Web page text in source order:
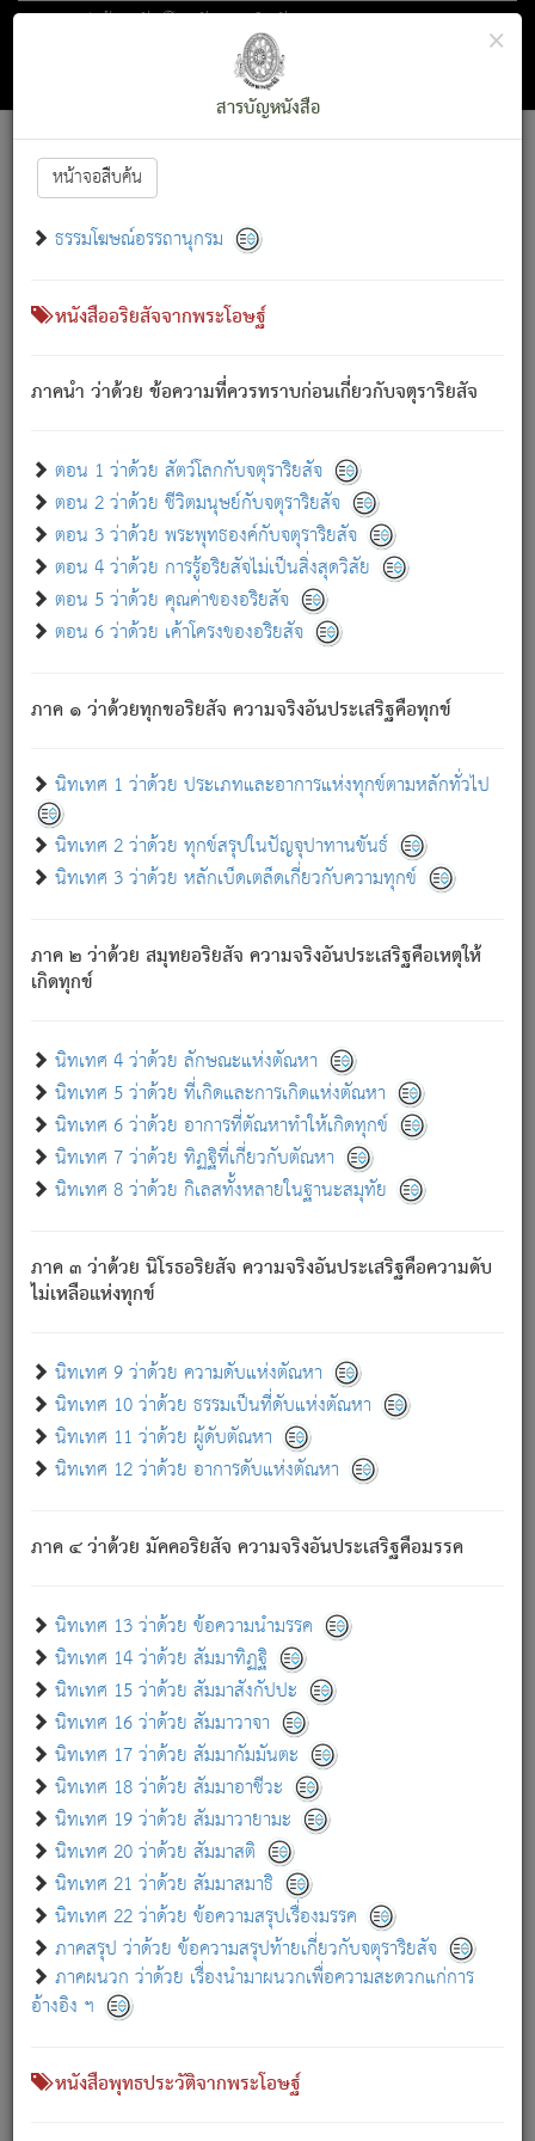
ตอน 1 ว่าด้วย สัตว์โลกกับจตุราริยสัจ
สารบัญ×
สารบัญหนังสือ
หน้าจอสืบค้น
ธรรมโฆษณ์อรรถานุกรม
หนังสืออริยสัจจากพระโอษฐ์
ภาคนำ ว่าด้วย ข้อความที่ควรทราบก่อนเกี่ยวกับจตุราริยสัจ
ตอน 1 ว่าด้วย สัตว์โลกกับจตุราริยสัจ
ตอน 2 ว่าด้วย ชีวิตมนุษย์กับจตุราริยสัจ
ตอน 3 ว่าด้วย พระพุทธองค์กับจตุราริยสัจ
ตอน 4 ว่าด้วย การรู้อริยสัจไม่เป็นสิ่งสุดวิสัย
ตอน 5 ว่าด้วย คุณค่าของอริยสัจ
ตอน 6 ว่าด้วย เค้าโครงของอริยสัจ
ภาค ๑ ว่าด้วยทุกขอริยสัจ ความจริงอันประเสริฐคือทุกข์
นิทเทศ 1 ว่าด้วย ประเภทและอาการแห่งทุกข์ตามหลักทั่วไป
นิทเทศ 2 ว่าด้วย ทุกข์สรุปในปัญจุปาทานขันธ์
นิทเทศ 3 ว่าด้วย หลักเบ็ดเตล็ดเกี่ยวกับความทุกข์
ภาค ๒ ว่าด้วย สมุทยอริยสัจ ความจริงอันประเสริฐคือเหตุให้
เกิดทุกข์
นิทเทศ 4 ว่าด้วย ลักษณะแห่งตัณหา
นิทเทศ 5 ว่าด้วย ที่เกิดและการเกิดแห่งตัณหา
นิทเทศ 6 ว่าด้วย อาการที่ตัณหาทำให้เกิดทุกข์
นิทเทศ 7 ว่าด้วย ทิฏฐิที่เกี่ยวกับตัณหา
นิทเทศ 8 ว่าด้วย กิเลสทั้งหลายในฐานะสมุทัย
ภาค ๓ ว่าด้วย นิโรธอริยสัจ ความจริงอันประเสริฐคือความดับ
ไม่เหลือแห่งทุกข์
นิทเทศ 9 ว่าด้วย ความดับแห่งตัณหา
นิทเทศ 10 ว่าด้วย ธรรมเป็นที่ดับแห่งตัณหา
นิทเทศ 11 ว่าด้วย ผู้ดับตัณหา
นิทเทศ 12 ว่าด้วย อาการดับแห่งตัณหา
ภาค ๔ ว่าด้วย มัคคอริยสัจ ความจริงอันประเสริฐคือมรรค
นิทเทศ 13 ว่าด้วย ข้อความนำมรรค
นิทเทศ 14 ว่าด้วย สัมมาทิฏฐิ
นิทเทศ 15 ว่าด้วย สัมมาสังกัปปะ
นิทเทศ 16 ว่าด้วย สัมมาวาจา
นิทเทศ 17 ว่าด้วย สัมมากัมมันตะ
นิทเทศ 18 ว่าด้วย สัมมาอาชีวะ
นิทเทศ 19 ว่าด้วย สัมมาวายามะ
นิทเทศ 20 ว่าด้วย สัมมาสติ
นิทเทศ 21 ว่าด้วย สัมมาสมาธิ
นิทเทศ 22 ว่าด้วย ข้อความสรุปเรื่องมรรค
ภาคสรุป ว่าด้วย ข้อความสรุปท้ายเกี่ยวกับจตุราริยสัจ
ภาคผนวก ว่าด้วย เรื่องนำมาผนวกเพื่อความสะดวกแก่การ
อ้างอิง ฯ
หนังสือพุทธประวัติจากพระโอษฐ์
Font :15 ]||
สัตว์โลกนี้ เกิดความเดือดร้อนแล้ว มีผัสสะบังหน้า
เขาสำคัญสิ่งใด โดยความเป็นประการใด แต่สิ่งนั้นย่อมเป็น
(ตามที่เป็นจริง) โดยประการอื่นจากที่เขาสำคัญนั้น
สัตว์โลกติดข้องอยู่ในภพ ถูกภพบังหน้าแล้ว มีภพโดยความ
เป็นอย่างอื่น (จากที่มันเป็นอยู่จริง) จึงได้เพลิดเพลินยิ่งนักในภพ
เขาเพลิดเพลินยิ่งนักในสิ่งใด สิ่งนั้นเป็นภัย (ที่เขาไม่รู้จัก)
เขากลัวต่อสิ่งใดสิ่งนั้นเป็นทุกข์
พรหมจรรย์นี้ อันบุคคลย่อมประพฤติ ก็เพื่อการละขาดซึ่ง
ภพ.
สมณะหรือพราหมณ์เหล่าใด กล่าวความหลุดพ้นจากภพว่า
มีได้เพราะภพ เรากล่าวว่า สมณะหรือพราหมณ์ทั้งปวงนั้น
มิใช่ผู้หลดพ้นจากภพ.
ภพ ว่ามีได้เพราะวิภพ[2]: เรากล่าวว่า สมณะหรือพราหมณ์ทั้ง
ปวงนั้น ก็ยังสลัดภพออกไปไม่ได้.
ก็ทุกข์นี้มีขึ้น เพราะอาศัยซึ่งอุปธิทั้งปวง.
เพราะความสิ้นไปแห่งอุปาทานทั้งปวง ความเกิดขึ้นแห่ง
ทุกข์จึงไม่มี.
ท่านจงดูโลกนี้เถิด (จะเห็นว่า) สัตว์ทั้งหลายอันอวิชาหนา
แน่นบังหนาแล้ว; และว่า สัตว์ผู้ยินดีในภพอันเป็นแล้วนั้น ย่อม
อันเป็นไปในที่หรือเวลาทั้งปวง[3]เพื่อความมีแห่งประโยชน์โดย
ประการทั้งปวง; ภพทั้งหลายทั้งหมดนั้น ไม่เที่ยง เป็นทุกข์ มี
ความแปรปรวนเป็นธรรมดา.
อย่างนี้อยู่; เขาย่อมละภวตัณหาได้ และไม่เพลิดเพลินวิภวตัณหา
ด้วย.
ความดับเพราะความสำรอกไม่เหลือ (แห่งภพทั้งหลาย)
เพราะความสิ้นไปแห่งตัณหาโดยประการทั้งปวง นั้นคือ
นิพพาน.
ภพใหม่ย่อมไม่มีแก่ภิกษุนั้น ผู้ดับเย็นสนิทแล้ว เพราะไม่มี
ภิกษุนั้น เป็นผู้ครอบงำมารได้แล้ว ชนะสงครามแล้ว ก้าวล่วง
ภพทั้งหลายทั้งปวงได้แล้ว เป็นผู้คงที่ (คือไม่เปลี่ยนแปลงอีกต่อ
- อุ.ขุ. ๒๕/๑๒๑/๘๔.
(ข้อความนี้ เป็นพระพุทธอุทานที่ทรงเปล่งออก ที่โคนต้นโพธิ์
เป็นที่ตรัสรู้ เมื่อตรัสรู้แล้วได้ 7 วัน)
เกี่ยวกับธรรมโฆษณ์ออนไลน์ (Disclaimer)
แม้ระบบ "ธรรมโฆษณ์ออนไลน์" พยายามปรับปรุงข้อมูลให้ถูกต้องมากที่สุด
ผู้ศึกษาก็พึงตรวจสอบกับตัวเล่มหนังสือต้นฉบับ ที่มีการพิมพ์ครั้งล่าสุด
ก่อนนำข้อมูลไปใช้ในการอ้างอิง"
เกี่ยวกับอัตถจารี|เกี่ยวกับการพัฒนา|แจ้งข้อผิดพลาด / แนะนำ
หนังสือที่เกี่ยวข้อง